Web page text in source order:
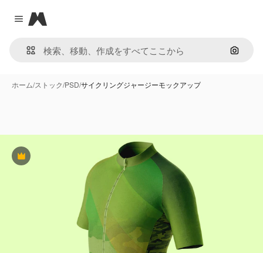
Close menu
Magnific
画像で
ホーム/ストック/PSD/サイクリングジャージーモックアップ
Premium